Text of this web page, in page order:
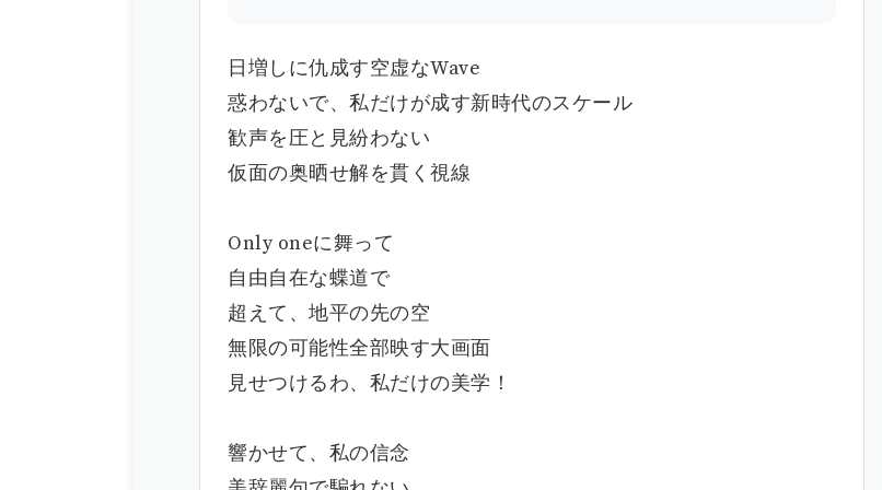
日増しに仇成す空虚なWave
惑わないで、私だけが成す新時代のスケール
歓声を圧と見紛わない
仮面の奥晒せ解を貫く視線
Only oneに舞って
自由自在な蝶道で
超えて、地平の先の空
無限の可能性全部映す大画面
見せつけるわ、私だけの美学！
響かせて、私の信念